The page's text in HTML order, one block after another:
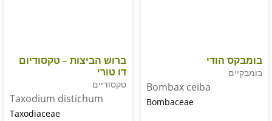
Bombax ceiba
Bombaceae
ברוש הביצות – טקסודיום
טקסודיים
Taxodium distichum
Taxodiaceae